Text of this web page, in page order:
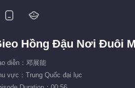
Hồng Đậu Nơi Đuôi
diễn：邓展能
vực：Trung Quốc đại lục